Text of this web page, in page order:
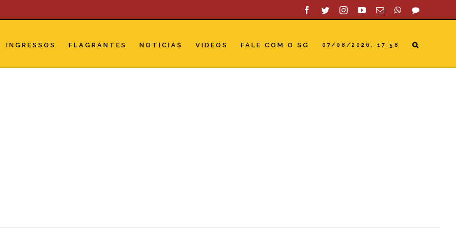
Facebook
TwitterInstagramYouTube
Email WhatsApp
SAC
INGRESSOS FLAGRANTES NOTICIAS VIDEOS FALE COM O SG 07/08/2026, 17:58